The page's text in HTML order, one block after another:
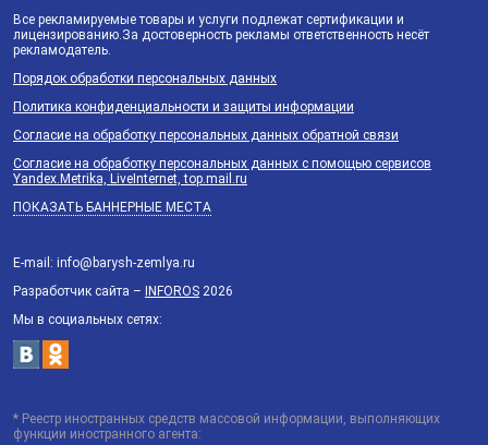
Все рекламируемые товары и услуги подлежат сертификации и
лицензированию.За достоверность рекламы ответственность несёт
рекламодатель.
Порядок обработки персональных данных
Политика конфиденциальности и защиты информации
Согласие на обработку персональных данных обратной связи
Согласие на обработку персональных данных с помощью сервисов
Yandex.Metrika, LiveInternet, top.mail.ru
ПОКАЗАТЬ БАННЕРНЫЕ МЕСТА
E-mail: info@barysh-zemlya.ru
Разработчик сайта – INFOROS 2026
Мы в социальных сетях:
* Реестр иностранных средств массовой информации, выполняющих
функции иностранного агента: